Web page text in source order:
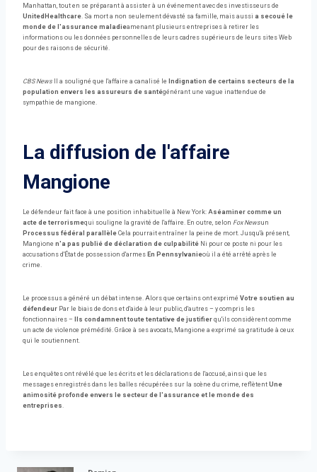
Manhattan, tout en se préparant à assister à un événement avec des investisseurs de
UnitedHealthcare. Sa mort a non seulement dévasté sa famille, mais aussi a secoué le
monde de l'assurance maladieamenant plusieurs entreprises à retirer les
informations ou les données personnelles de leurs cadres supérieurs de leurs sites Web
pour des raisons de sécurité.
CBS News Il a souligné que l'affaire a canalisé le Indignation de certains secteurs de la
population envers les assureurs de santégénérant une vague inattendue de
sympathie de mangione.
La diffusion de l'affaire
Mangione
Le défendeur fait face à une position inhabituelle à New York: Aséaminer comme un
acte de terrorismequi souligne la gravité de l'affaire. En outre, selon Fox Newsun
Processus fédéral parallèle Cela pourrait entraîner la peine de mort. Jusqu'à présent,
Mangione n'a pas publié de déclaration de culpabilité Ni pour ce poste ni pour les
accusations d'État de possession d'armes En Pennsylvanieoù il a été arrêté après le
crime.
Le processus a généré un débat intense. Alors que certains ont exprimé Votre soutien au
défendeur Par le biais de dons et d'aide à leur public, d'autres – y compris les
fonctionnaires –
Ils condamnent toute tentative de justifier qu'ils considèrent comme
un acte de violence prémédité. Grâce à ses avocats, Mangione a exprimé sa gratitude à ceux
qui le soutiennent.
Les enquêtes ont révélé que les écrits et les déclarations de l'accusé, ainsi que les
messages enregistrés dans les balles récupérées sur la scène du crime, reflètent Une
animosité profonde envers le secteur de l'assurance et le monde des
entreprises.